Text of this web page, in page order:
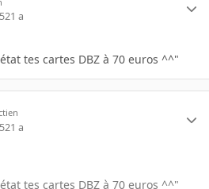
21 a
tes cartes DBZ à 70 euros ^^"
21 a
tes cartes DBZ à 70 euros ^^"